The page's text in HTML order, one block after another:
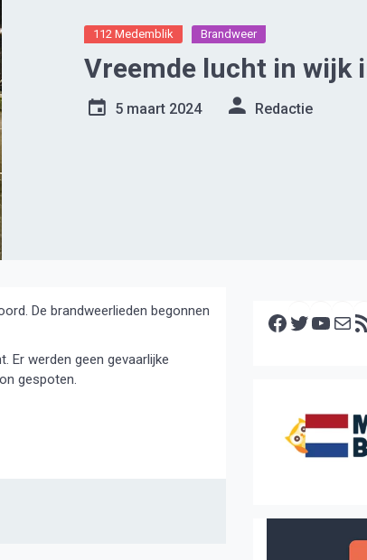
112 Medemblik Brandweer
Vreemde lucht in wijk
5 maart 2024 Redactie
De brandweerlieden begonnen
Er werden geen gevaarlijke
gespoten.
Facebook Twitter YouTube E-mail